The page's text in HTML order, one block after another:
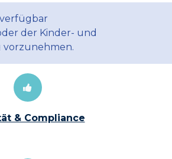
verfügbar
der Kinder- und
& Compliance